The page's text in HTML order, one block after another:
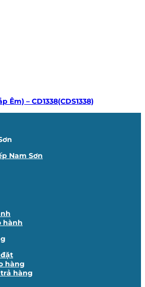
Êm) – CD1338(CDS1338)
Nam Sơn
hành
hàng
hàng